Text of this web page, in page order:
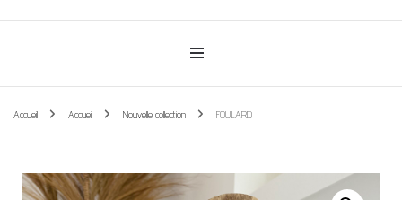
Les perles de Léa
Accueil Accueil Nouvelle collection FOULARD